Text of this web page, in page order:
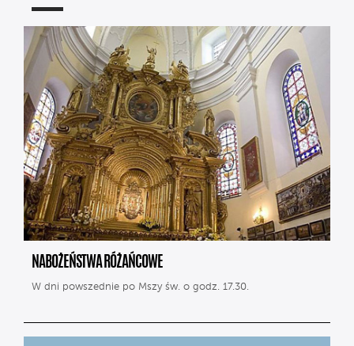
NABOŻEŃSTWA RÓŻAŃCOWE
W dni powszednie po Mszy św. o godz. 17.30.